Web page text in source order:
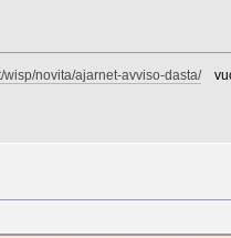
wisp/novita/ajarnet-avviso-dasta/vuol